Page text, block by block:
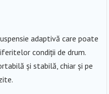
adaptivă care poate
condiții de drum.
și stabilă, chiar și pe